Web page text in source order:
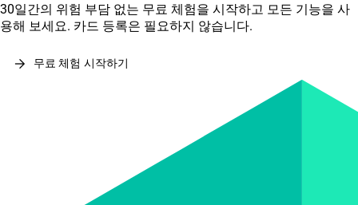
30일간의 위험 부담 없는 무료 체험을 시작하고 모든 기능을 사
용해 보세요. 카드 등록은 필요하지 않습니다.
arrow_forward 무료 체험 시작하기